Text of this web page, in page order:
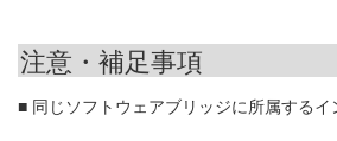
注意・補足事項
■ 同じソフトウェアブリッジに所属するイ